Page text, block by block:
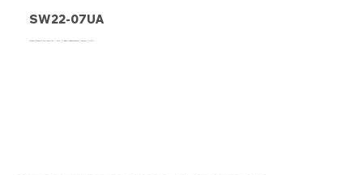
SW22-07UA
Transportband type SW22-07UA Wit, 2-laags breedtestabiel weefsel (R/RA)